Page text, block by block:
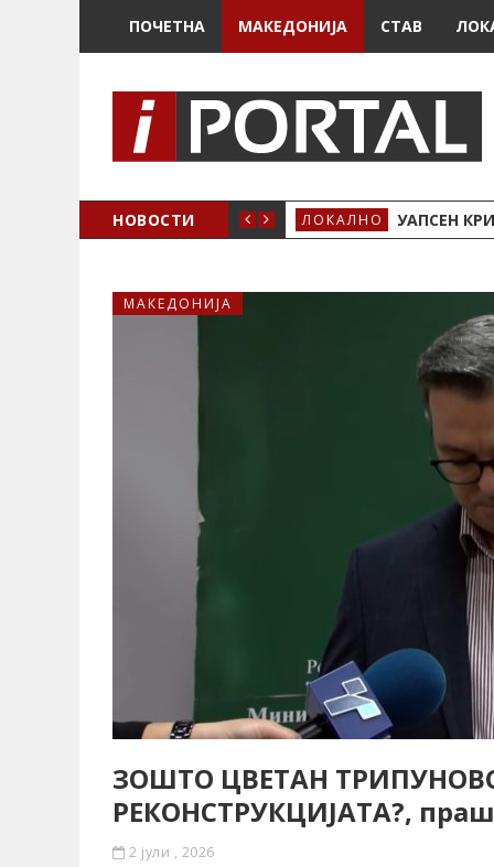
ПОЧЕТНА МАКЕДОНИЈА СТАВ
НОВОСТИ ЛОКАЛНО УАПСЕН
МАКЕДОНИЈА
ЗОШТО ЦВЕТАН
РЕКОНСТРУКЦИЈАТА?,
2 јули , 2026